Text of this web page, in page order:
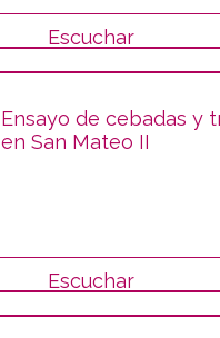
Escuchar
Ensayo de cebadas y
en San Mateo II
Escuchar